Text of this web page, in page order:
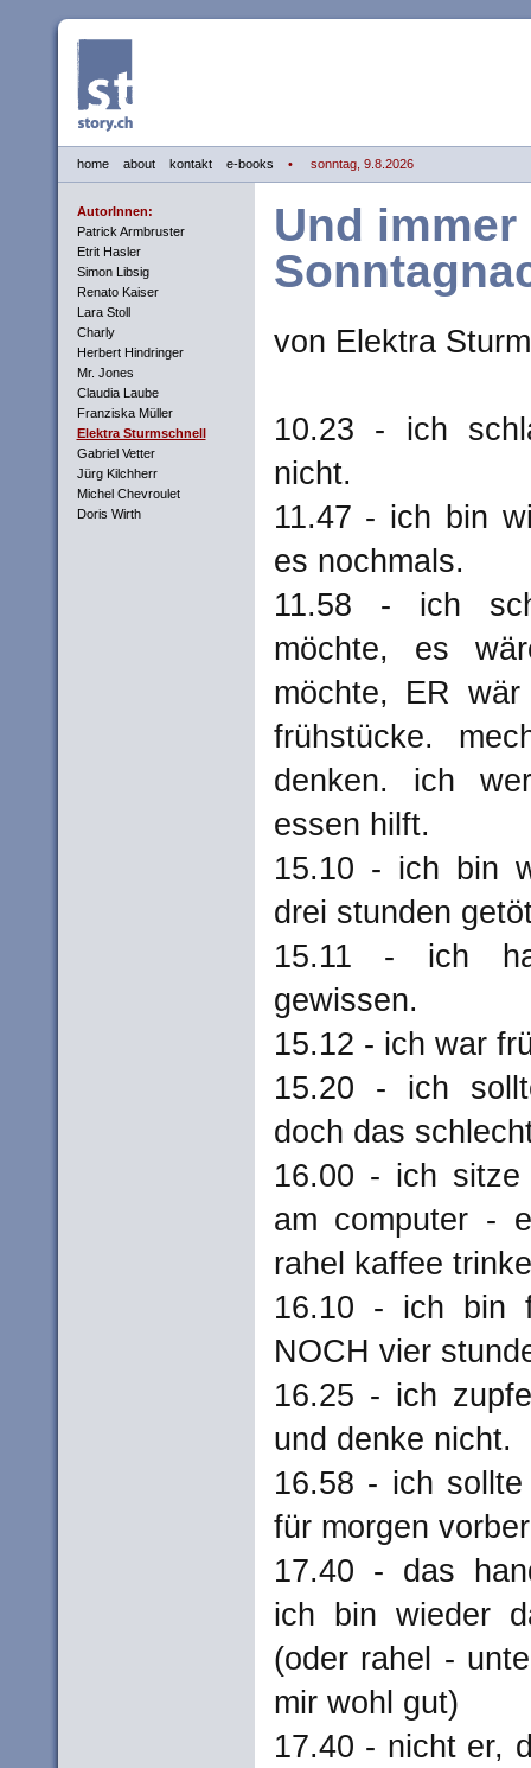
home about kontakt e-books • sonntag, 9.8.2026
AutorInnen:
Patrick Armbruster
Etrit Hasler
Simon Libsig
Renato Kaiser
Lara Stoll
Charly
Herbert Hindringer
Mr. Jones
Claudia Laube
Franziska Müller
Elektra Sturmschnell
Gabriel Vetter
Jürg Kilchherr
Michel Chevroulet
Doris Wirth
Und immer
von Elektra
10.23 - ich
nicht.
11.47 - ich bin
es nochmals.
11.58 - ich
möchte, es
möchte, ER
frühstücke.
denken. ich
essen hilft.
15.10 - ich bin
drei stunden
15.11 - ich
gewissen.
15.12 - ich war
15.20 - ich
doch das
16.00 - ich
am computer -
rahel kaffee
16.10 - ich bin
NOCH vier
16.25 - ich
und denke nicht.
16.58 - ich
für morgen
17.40 - das
ich bin wieder
(oder rahel -
mir wohl gut)
17.40 - nicht er,